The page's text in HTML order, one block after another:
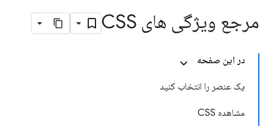
مرجع ویژگی های CSS
در این صفحه
یک عنصر را انتخاب کنید
مشاهده CSS